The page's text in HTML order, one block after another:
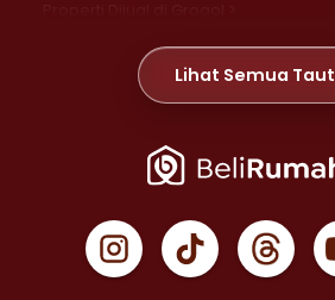
Properti Dijual di Meruya >
Properti Dijual di Jelambar >
Properti Dijual di Jakarta Pusat
Properti Dijual di Gambir >
Properti Dijual di Johar Baru >
Lihat Semua